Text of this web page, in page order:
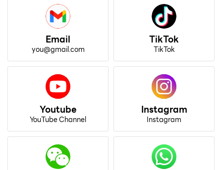
Email
you@gmail.com
TikTok
TikTok
Youtube
YouTube Channel
Instagram
Instagram